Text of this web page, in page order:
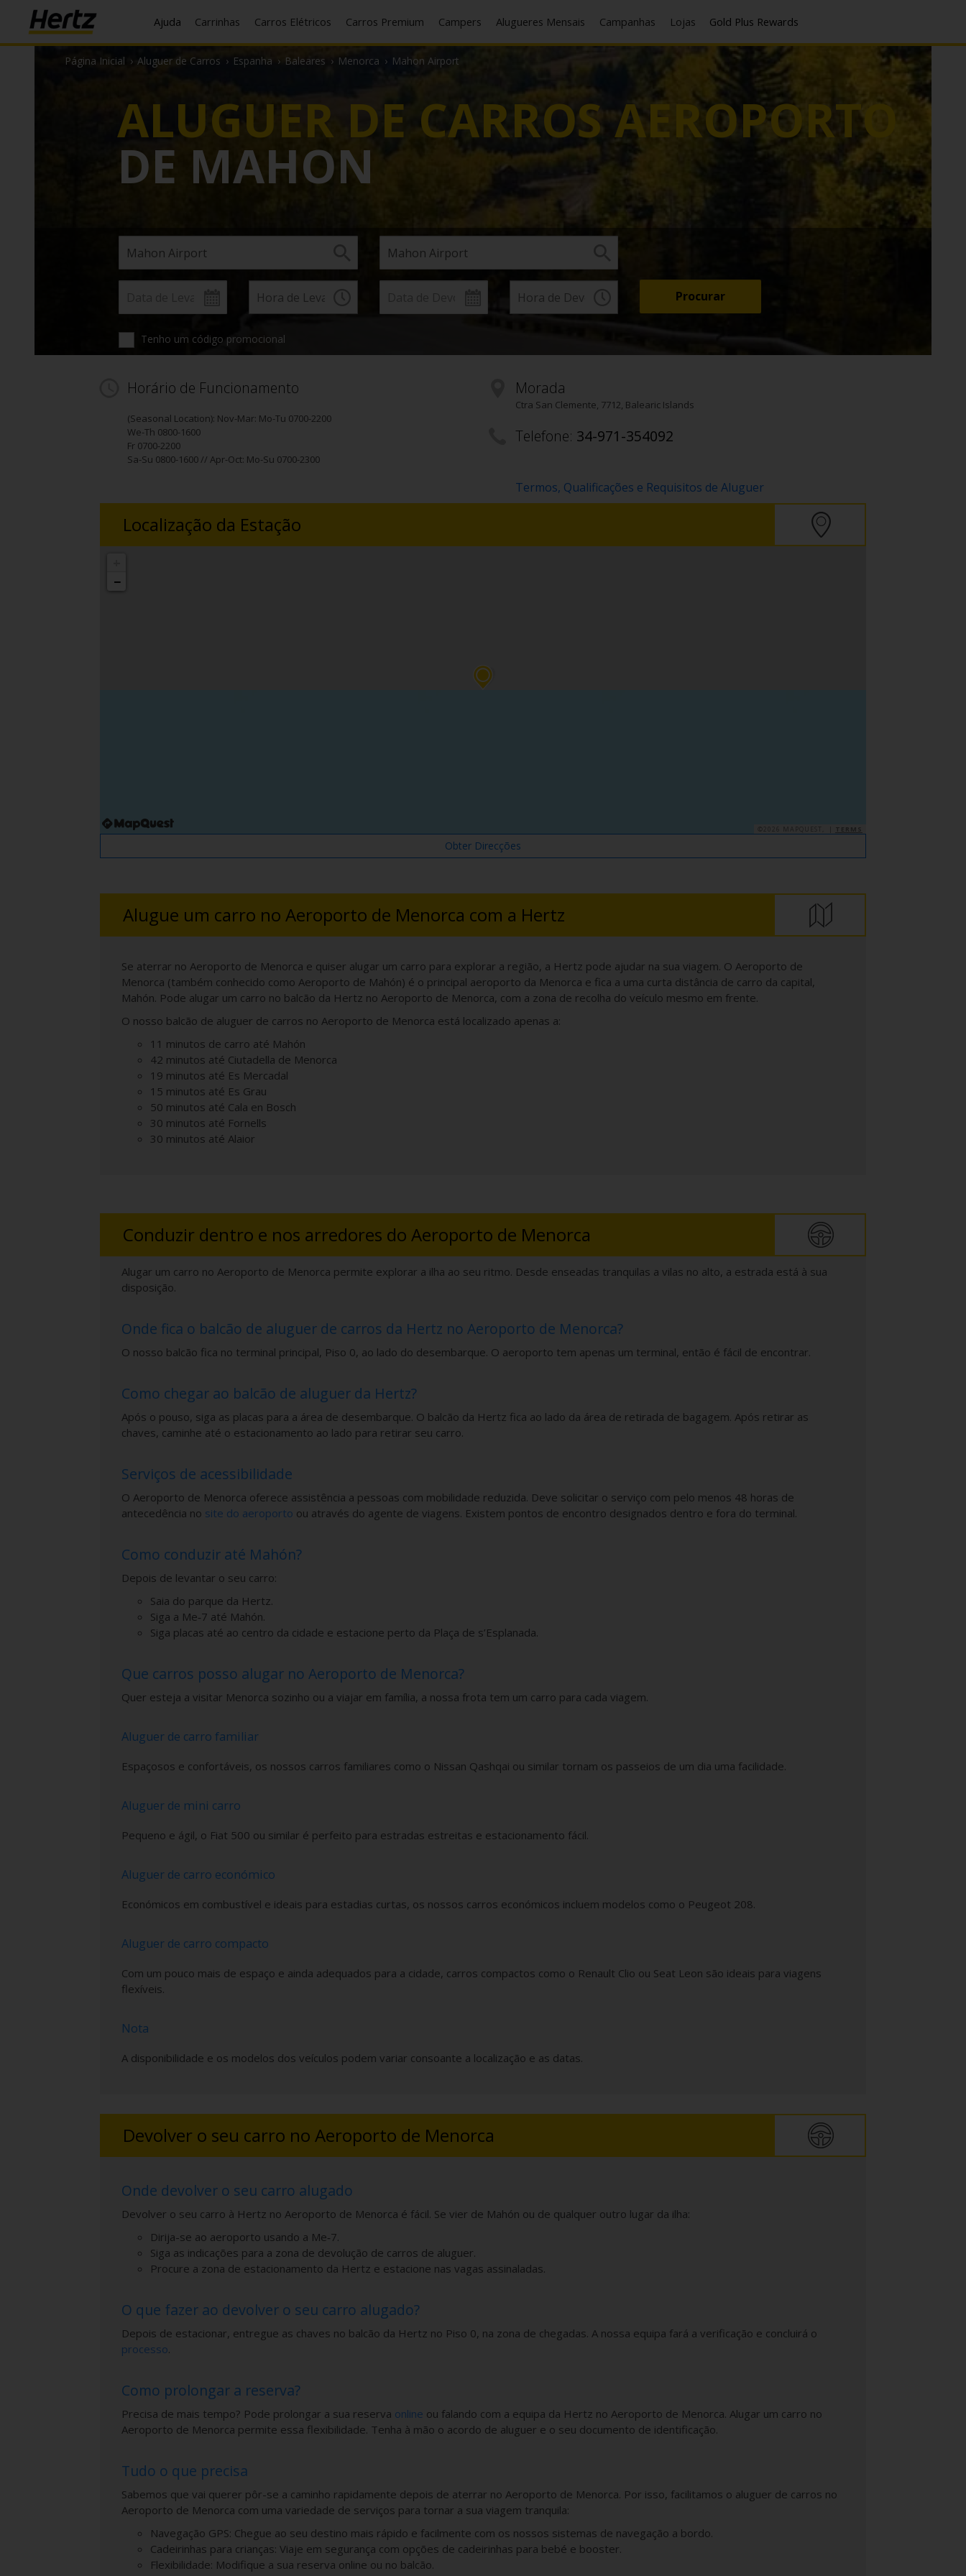
Ajuda Carrinhas Carros Elétricos Carros Premium Campers Alugueres Mensais Campanhas Lojas Gold Plus Rewards
Página Inicial › Aluguer de Carros › Espanha › Baleares › Menorca › Mahon Airport
ALUGUER DE CARROS AEROPORTO
DE MAHON
Tenho um código promocional
Horário de Funcionamento
(Seasonal Location): Nov-Mar: Mo-Tu 0700-2200
We-Th 0800-1600
Fr 0700-2200
Sa-Su 0800-1600 // Apr-Oct: Mo-Su 0700-2300
Morada
Ctra San Clemente, 7712, Balearic Islands
Telefone: 34-971-354092
Termos, Qualificações e Requisitos de Aluguer
Localização da Estação
−
Obter Direcções
Alugue um carro no Aeroporto de Menorca com a Hertz
Se aterrar no Aeroporto de Menorca e quiser alugar um carro para explorar a região, a Hertz pode ajudar na sua viagem. O Aeroporto de
Menorca (também conhecido como Aeroporto de Mahón) é o principal aeroporto da Menorca e fica a uma curta distância de carro da capital,
Mahón. Pode alugar um carro no balcão da Hertz no Aeroporto de Menorca, com a zona de recolha do veículo mesmo em frente.
O nosso balcão de aluguer de carros no Aeroporto de Menorca está localizado apenas a:
11 minutos de carro até Mahón
42 minutos até Ciutadella de Menorca
19 minutos até Es Mercadal
15 minutos até Es Grau
50 minutos até Cala en Bosch
30 minutos até Fornells
30 minutos até Alaior
Conduzir dentro e nos arredores do Aeroporto de Menorca
Alugar um carro no Aeroporto de Menorca permite explorar a ilha ao seu ritmo. Desde enseadas tranquilas a vilas no alto, a estrada está à sua
disposição.
Onde fica o balcão de aluguer de carros da Hertz no Aeroporto de Menorca?
O nosso balcão fica no terminal principal, Piso 0, ao lado do desembarque. O aeroporto tem apenas um terminal, então é fácil de encontrar.
Como chegar ao balcão de aluguer da Hertz?
Após o pouso, siga as placas para a área de desembarque. O balcão da Hertz fica ao lado da área de retirada de bagagem. Após retirar as
chaves, caminhe até o estacionamento ao lado para retirar seu carro.
Serviços de acessibilidade
O Aeroporto de Menorca oferece assistência a pessoas com mobilidade reduzida. Deve solicitar o serviço com pelo menos 48 horas de
antecedência no site do aeroporto ou através do agente de viagens. Existem pontos de encontro designados dentro e fora do terminal.
Como conduzir até Mahón?
Depois de levantar o seu carro:
Saia do parque da Hertz.
Siga a Me‑7 até Mahón.
Siga placas até ao centro da cidade e estacione perto da Plaça de s’Esplanada.
Que carros posso alugar no Aeroporto de Menorca?
Quer esteja a visitar Menorca sozinho ou a viajar em família, a nossa frota tem um carro para cada viagem.
Aluguer de carro familiar
Espaçosos e confortáveis, os nossos carros familiares como o Nissan Qashqai ou similar tornam os passeios de um dia uma facilidade.
Aluguer de mini carro
Pequeno e ágil, o Fiat 500 ou similar é perfeito para estradas estreitas e estacionamento fácil.
Aluguer de carro económico
Económicos em combustível e ideais para estadias curtas, os nossos carros económicos incluem modelos como o Peugeot 208.
Aluguer de carro compacto
Com um pouco mais de espaço e ainda adequados para a cidade, carros compactos como o Renault Clio ou Seat Leon são ideais para viagens
flexíveis.
Nota
A disponibilidade e os modelos dos veículos podem variar consoante a localização e as datas.
Devolver o seu carro no Aeroporto de Menorca
Onde devolver o seu carro alugado
Devolver o seu carro à Hertz no Aeroporto de Menorca é fácil. Se vier de Mahón ou de qualquer outro lugar da ilha:
Dirija-se ao aeroporto usando a Me‑7.
Siga as indicações para a zona de devolução de carros de aluguer.
Procure a zona de estacionamento da Hertz e estacione nas vagas assinaladas.
O que fazer ao devolver o seu carro alugado?
Depois de estacionar, entregue as chaves no balcão da Hertz no Piso 0, na zona de chegadas. A nossa equipa fará a verificação e concluirá o
processo.
Como prolongar a reserva?
Precisa de mais tempo? Pode prolongar a sua reserva online ou falando com a equipa da Hertz no Aeroporto de Menorca. Alugar um carro no
Aeroporto de Menorca permite essa flexibilidade. Tenha à mão o acordo de aluguer e o seu documento de identificação.
Tudo o que precisa
Sabemos que vai querer pôr-se a caminho rapidamente depois de aterrar no Aeroporto de Menorca. Por isso, facilitamos o aluguer de carros no
Aeroporto de Menorca com uma variedade de serviços para tornar a sua viagem tranquila:
Navegação GPS: Chegue ao seu destino mais rápido e facilmente com os nossos sistemas de navegação a bordo.
Cadeirinhas para crianças: Viaje em segurança com opções de cadeirinhas para bebé e booster.
Flexibilidade: Modifique a sua reserva online ou no balcão.